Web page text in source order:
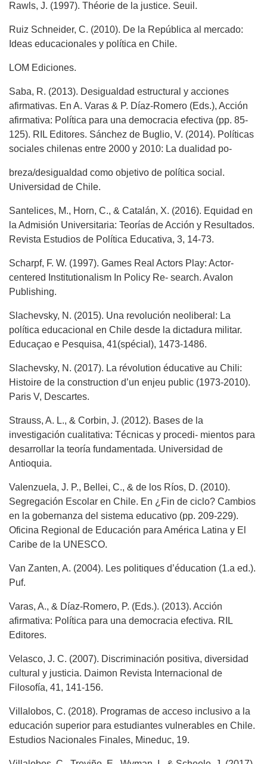
Rawls, J. (1997). Théorie de la justice. Seuil.
Ruiz Schneider, C. (2010). De la República al mercado:
Ideas educacionales y política en Chile.
LOM Ediciones.
Saba, R. (2013). Desigualdad estructural y acciones
afirmativas. En A. Varas & P. Díaz-Romero (Eds.), Acción
afirmativa: Política para una democracia efectiva (pp. 85-
125). RIL Editores. Sánchez de Buglio, V. (2014). Políticas
sociales chilenas entre 2000 y 2010: La dualidad po-
breza/desigualdad como objetivo de política social.
Universidad de Chile.
Santelices, M., Horn, C., & Catalán, X. (2016). Equidad en
la Admisión Universitaria: Teorías de Acción y Resultados.
Revista Estudios de Política Educativa, 3, 14-73.
Scharpf, F. W. (1997). Games Real Actors Play: Actor-
centered Institutionalism In Policy Re- search. Avalon
Publishing.
Slachevsky, N. (2015). Una revolución neoliberal: La
política educacional en Chile desde la dictadura militar.
Educaçao e Pesquisa, 41(spécial), 1473-1486.
Slachevsky, N. (2017). La révolution éducative au Chili:
Histoire de la construction d’un enjeu public (1973-2010).
Paris V, Descartes.
Strauss, A. L., & Corbin, J. (2012). Bases de la
investigación cualitativa: Técnicas y procedi- mientos para
desarrollar la teoría fundamentada. Universidad de
Antioquia.
Valenzuela, J. P., Bellei, C., & de los Ríos, D. (2010).
Segregación Escolar en Chile. En ¿Fin de ciclo? Cambios
en la gobernanza del sistema educativo (pp. 209-229).
Oficina Regional de Educación para América Latina y El
Caribe de la UNESCO.
Van Zanten, A. (2004). Les politiques d’éducation (1.a ed.).
Puf.
Varas, A., & Díaz-Romero, P. (Eds.). (2013). Acción
afirmativa: Política para una democracia efectiva. RIL
Editores.
Velasco, J. C. (2007). Discriminación positiva, diversidad
cultural y justicia. Daimon Revista Internacional de
Filosofía, 41, 141-156.
Villalobos, C. (2018). Programas de acceso inclusivo a la
educación superior para estudiantes vulnerables en Chile.
Estudios Nacionales Finales, Mineduc, 19.